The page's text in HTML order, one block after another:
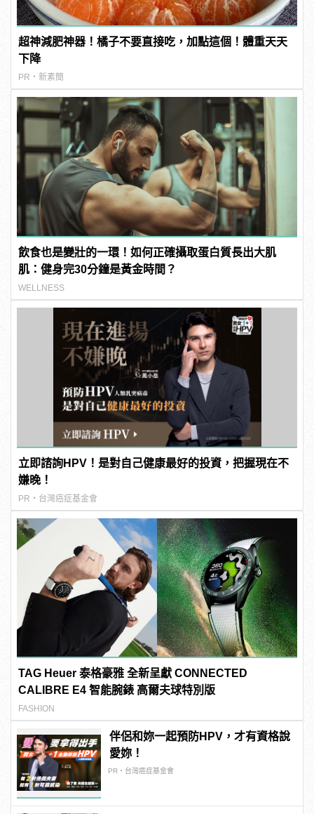
超神減肥神器！橘子不要直接吃，加點這個！體重天天
下降
PR・新素簡
飲食也是變壯的一環！如何正確攝取蛋白質長出大肌
肌：健身完30分鐘是黃金時間？
WELLNESS
立即諮詢HPV！是對自己健康最好的投資，把握現在不
嫌晚！
PR・台灣癌症基金會
TAG Heuer 泰格豪雅 全新呈獻 CONNECTED
CALIBRE E4 智能腕錶 高爾夫球特別版
FASHION
伴侶和妳一起預防HPV，才有資格說
愛妳！
PR・台灣癌症基金會